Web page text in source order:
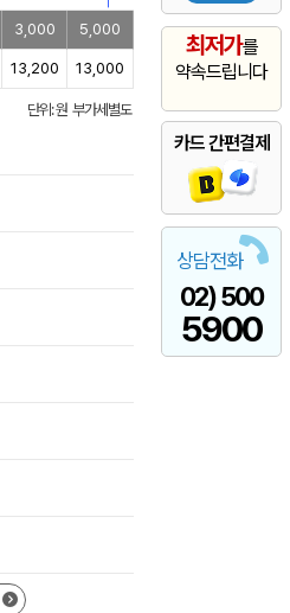
최저가를
약속드립니다
카드 간편결제
상담전화
02) 500
5900
3,000 5,000
13,200 13,000
단위: 원 부가세별도